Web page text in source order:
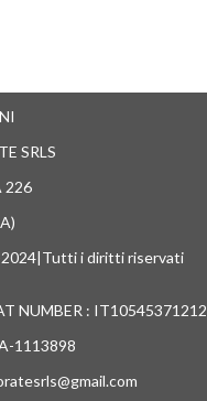
SRLS
226
i diritti riservati
NUMBER : IT10545371212
1113898